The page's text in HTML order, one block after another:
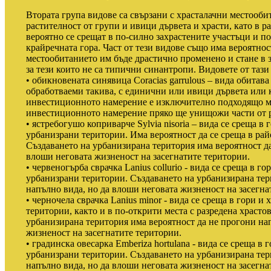
Втората група видове са свързани с храсталачни
растителност от групи и ивици дървета и храсти, като в
вероятно се срещат в по-силно захрастените участъци и
крайречната гора. Част от тези видове също има
местообитанието им бъде драстично променено и стане в
за тези които не са типични синантропи. Видовете от тази
• обикновената синявица Coracias garrulous – вида
обработваеми такива, с единични или ивици дървета
инвестиционното намерение е изключително подходящо
инвестиционното намерение пряко ще унищожи части от
• ястребогушо коприварче Sylvia nisoria – вида се среща в
урбанизрани територии. Има вероятност да се среща в
Създаването на урбанизирана територия има вероятност
влоши неговата жизненост на засегнатите територии.
• червеногърба сврачка Lanius collurio - вида се среща в
урбанизрани територии. Създаването на урбанизирана
напълно вида, но да влоши неговата жизненост на
• черночела сврачка Lanius minor - вида се среща в гори и
територии, както и в по-открити места с разредена
урбанизирана територия има вероятност да не прогони
жизненост на засегнатите територии.
• градинска овесарка Emberiza hortulana - вида се среща в
урбанизрани територии. Създаването на урбанизирана
напълно вида, но да влоши неговата жизненост на